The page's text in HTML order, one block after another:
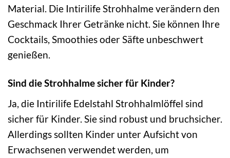
Material. Die Intirilife Strohhalme verändern den
Geschmack Ihrer Getränke nicht. Sie können Ihre
Cocktails, Smoothies oder Säfte unbeschwert
genießen.
Sind die Strohhalme sicher für Kinder?
Ja, die Intirilife Edelstahl Strohhalmlöffel sind
sicher für Kinder. Sie sind robust und bruchsicher.
Allerdings sollten Kinder unter Aufsicht von
Erwachsenen verwendet werden, um